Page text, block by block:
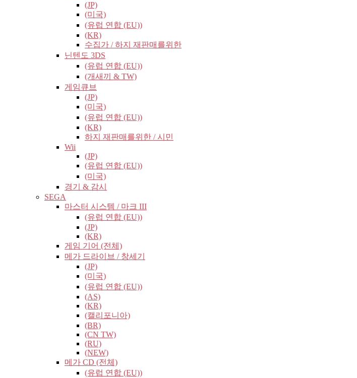
(JP)
(미국)
(유럽​​ 연합 (EU))
(KR)
수집가 / 하지 재판매를위한
닌텐도 3DS
(유럽​​ 연합 (EU))
(개새끼 & TW)
게임큐브
(JP)
(미국)
(유럽​​ 연합 (EU))
(KR)
하지 재판매를위한 / 시민
Wii
(JP)
(유럽​​ 연합 (EU))
(미국)
경기 & 감시
SEGA
마스터 시스템 / 마크 III
(유럽​​ 연합 (EU))
(JP)
(KR)
게임 기어 (전체)
메가 드라이브 / 창세기
(JP)
(미국)
(유럽​​ 연합 (EU))
(AS)
(KR)
(캘리포니아)
(BR)
(CN TW)
(RU)
(NEW)
메가 CD (전체)
(유럽​​ 연합 (EU))